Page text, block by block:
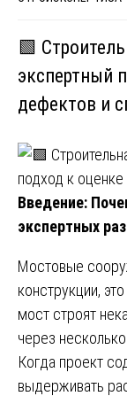
🟩
экспертный
дефектов и
Введение:
экспертных
Мостовые
конструкции,
мост строят
через
Когда проект
выдерживать